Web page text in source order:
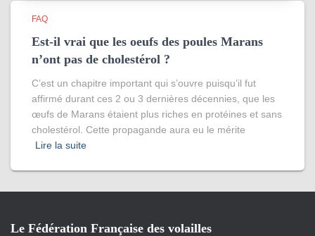
FAQ
Est-il vrai que les oeufs des poules Marans
n’ont pas de cholestérol ?
C’est un chapitre important qui s’ouvre puisqu’il fut
affirmé durant ces 2 ou 3 dernières décennies, que les
œufs de Marans étaient plus riches en protéines et sans
cholestérol. Cette propagande aura eu le mérite
Lire la suite
Le Fédération Française des volailles